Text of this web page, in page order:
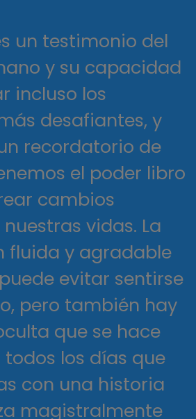
un testimonio del
y su capacidad
incluso los
desafiantes, y
recordatorio de
el poder libro
cambios
vidas. La
fluida y agradable
evitar sentirse
pero también hay
que se hace
todos los días que
con una historia
magistralmente